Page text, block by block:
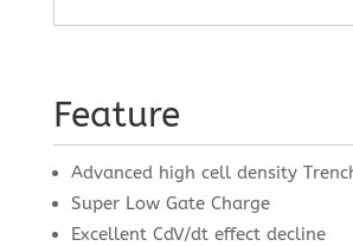
Feature
Advanced high cell density
Super Low Gate Charge
Excellent CdV/dt effect decline